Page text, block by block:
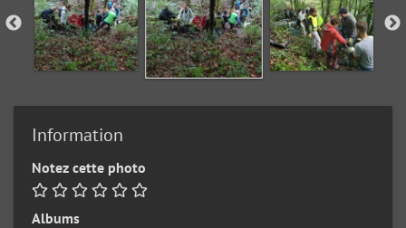
Information
Notez cette photo
Albums